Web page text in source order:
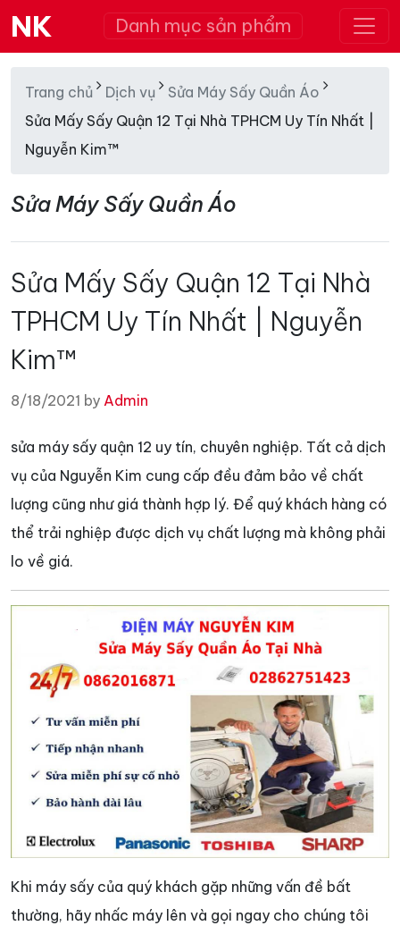
NK Danh mục sản phẩm
Trang chủ Dịch vụ
Sửa Máy Sấy Quần Áo
Sửa Mấy Sấy Quận 12 Tại Nhà TPHCM Uy Tín Nhất |
Nguyễn Kim™
Sửa Máy Sấy Quần Áo
Sửa Mấy Sấy Quận 12 Tại Nhà
TPHCM Uy Tín Nhất | Nguyễn
Kim™
8/18/2021 by Admin
sửa máy sấy quận 12 uy tín, chuyên nghiệp. Tất cả dịch
vụ của Nguyễn Kim cung cấp đều đảm bảo về chất
lượng cũng như giá thành hợp lý. Để quý khách hàng có
thể trải nghiệp được dịch vụ chất lượng mà không phải
lo về giá.
Khi máy sấy của quý khách gặp những vấn đề bất
thường, hãy nhấc máy lên và gọi ngay cho chúng tôi